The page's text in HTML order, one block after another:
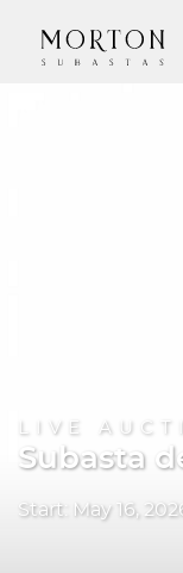
LIVE
Subasta
Start: May 16,